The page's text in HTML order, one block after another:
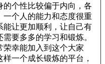
的个性比较偏于内向，各
一个人的能力和态度很重
能让更加顺利，让自己有
要多多的学习和锻炼。
幸能加入到这个大家
一个成长锻炼的平台，